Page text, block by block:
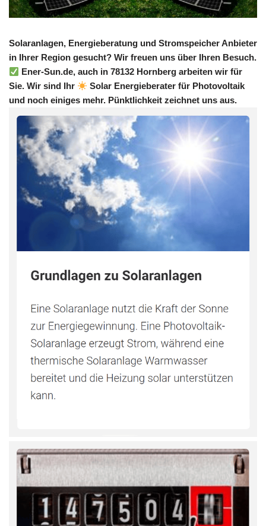
Solaranlagen, Energieberatung und Stromspeicher Anbieter
in Ihrer Region gesucht? Wir freuen uns über Ihren Besuch.
Ener-Sun.de, auch in 78132 Hornberg arbeiten wir für
Sie. Wir sind Ihr
Solar Energieberater für Photovoltaik
und noch einiges mehr. Pünktlichkeit zeichnet uns aus.